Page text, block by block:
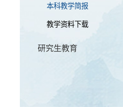
本科教学简报
教学资料下载
研究生教育